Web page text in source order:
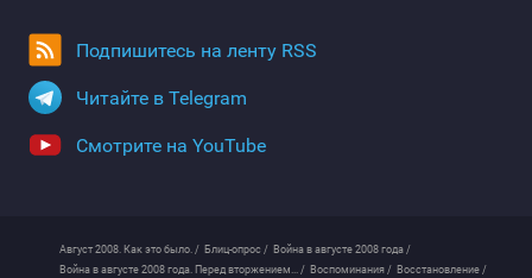
Подпишитесь на ленту RSS
Читайте в Telegram
Смотрите на YouTube
Август 2008. Как это было. / Блиц-опрос / Война в августе 2008 года /
Война в августе 2008 года. Перед вторжением... / Воспоминания / Восстановление /